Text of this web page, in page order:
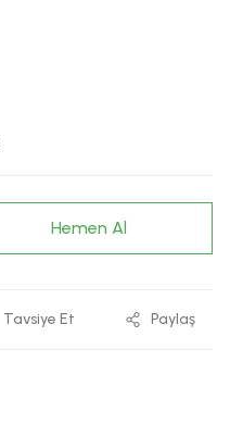
Hemen Al
Tavsiye Et Paylaş